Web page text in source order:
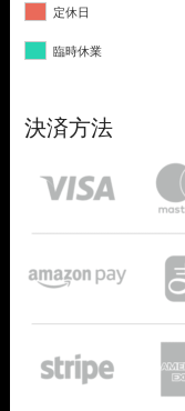
定休日
臨時休業
決済方法